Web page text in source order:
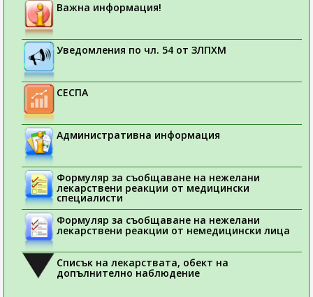
Важна информация!
Уведомления по чл. 54 от ЗЛПХМ
СЕСПА
Административна информация
Формуляр за съобщаване на нежелани
лекарствени реакции от медицински
специалисти
Формуляр за съобщаване на нежелани
лекарствени реакции от немедицински лица
Списък на лекарствата, обект на
допълнително наблюдение